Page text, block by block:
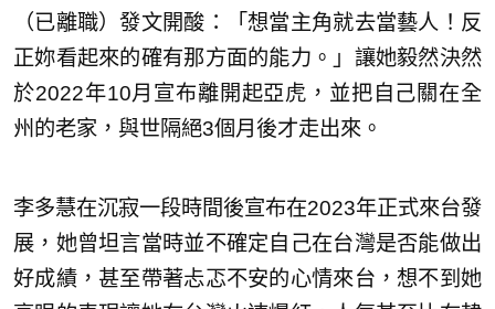
（已離職）發文開酸：「想當主角就去當藝人！反
正妳看起來的確有那方面的能力。」讓她毅然決然
於2022年10月宣布離開起亞虎，並把自己關在全
州的老家，與世隔絕3個月後才走出來。
李多慧在沉寂一段時間後宣布在2023年正式來台發
展，她曾坦言當時並不確定自己在台灣是否能做出
好成績，甚至帶著忐忑不安的心情來台，想不到她